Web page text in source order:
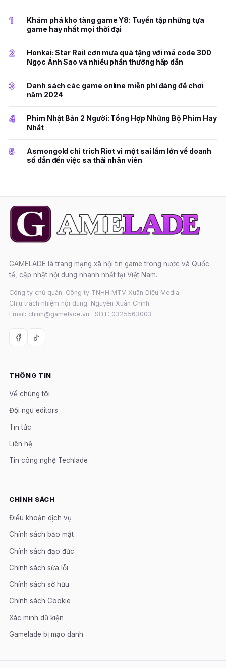
1
Khám phá kho tàng game Y8: Tuyển tập những tựa
game hay nhất mọi thời đại
2
Honkai: Star Rail cơn mưa quà tặng với mã code 300
Ngọc Ánh Sao và nhiều phần thưởng hấp dẫn
3
Danh sách các game online miễn phí đáng để chơi
năm 2024
4
Phim Nhật Bản 2 Người: Tổng Hợp Những Bộ Phim Hay
Nhất
5
Asmongold chỉ trích Riot vì một sai lầm lớn về doanh
số dẫn đến việc sa thải nhân viên
GAMELADE là trang mạng xã hội tin game trong nước và Quốc
tế, cập nhật nội dung nhanh nhất tại Việt Nam.
Công ty chủ quản: Công ty TNHH MTV Xuân Diệu Media
Chịu trách nhiệm nội dung: Nguyễn Xuân Chính
Email: chinh@gamelade.vn · SĐT: 0325563003
THÔNG TIN
Về chúng tôi
Đội ngũ editors
Tin tức
Liên hệ
Tin công nghệ Techlade
CHÍNH SÁCH
Điều khoản dịch vụ
Chính sách bảo mật
Chính sách đạo đức
Chính sách sửa lỗi
Chính sách sở hữu
Chính sách Cookie
Xác minh dữ kiện
Gamelade bị mạo danh